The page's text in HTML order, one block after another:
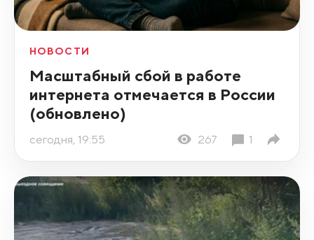
НОВОСТИ
Масштабный сбой в работе
интернета отмечается в России
(обновлено)
сегодня, 19:55 267 1